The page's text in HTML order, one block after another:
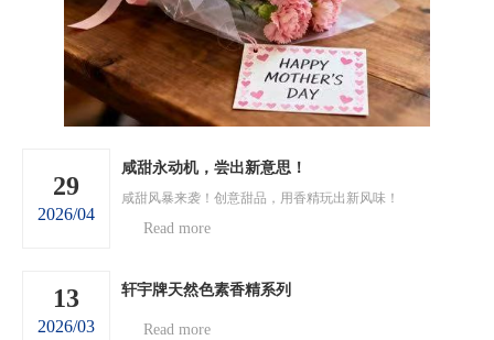
29
2026/04
咸甜永动机，尝出新意思！
咸甜风暴来袭！创意甜品，用香精玩出新风味！
Read more
13
2026/03
轩宇牌天然色素香精系列
Read more